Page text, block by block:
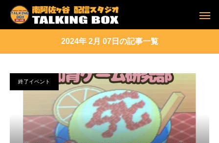
2024年 2月 07日の記事一覧
終了イベント